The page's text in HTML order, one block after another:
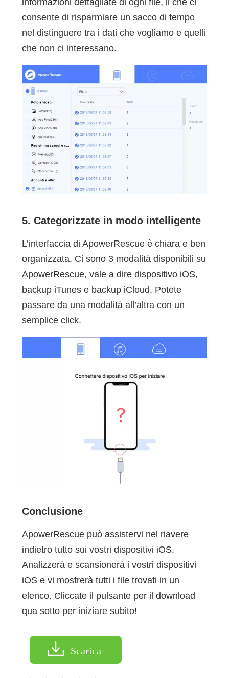
informazioni dettagliate di ogni file, il che ci
consente di risparmiare un sacco di tempo
nel distinguere tra i dati che vogliamo e quelli
che non ci interessano.
5. Categorizzate in modo intelligente
L’interfaccia di ApowerRescue è chiara e ben
organizzata. Ci sono 3 modalità disponibili su
ApowerRescue, vale a dire dispositivo iOS,
backup iTunes e backup iCloud. Potete
passare da una modalità all’altra con un
semplice click.
Conclusione
ApowerRescue può assistervi nel riavere
indietro tutto sui vostri dispositivi iOS.
Analizzerà e scansionerà i vostri dispositivi
iOS e vi mostrerà tutti i file trovati in un
elenco. Cliccate il pulsante per il download
qua sotto per iniziare subito!
Scarica